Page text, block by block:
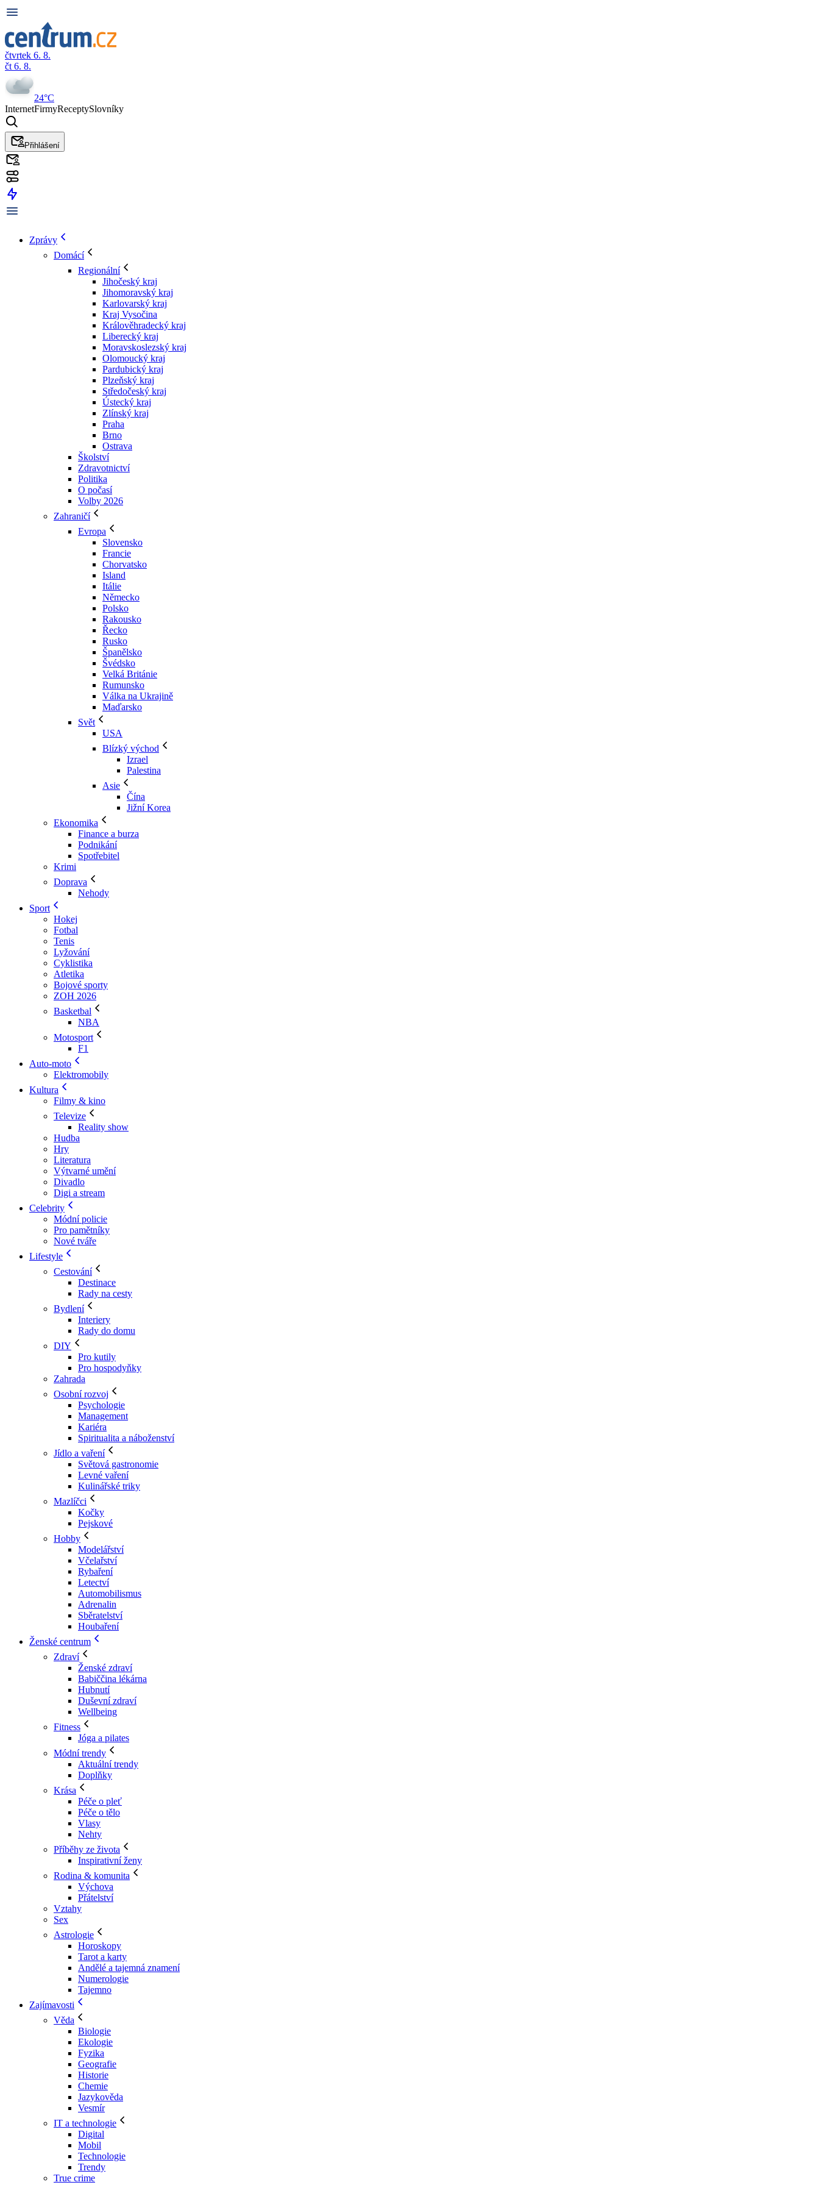
čtvrtek 6. 8.
čt 6. 8.
24°C
InternetFirmyReceptySlovníky
Přihlášení
Zprávy
Domácí
Regionální
Jihočeský kraj
Jihomoravský kraj
Karlovarský kraj
Kraj Vysočina
Králověhradecký kraj
Liberecký kraj
Moravskoslezský kraj
Olomoucký kraj
Pardubický kraj
Plzeňský kraj
Středočeský kraj
Ústecký kraj
Zlínský kraj
Praha
Brno
Ostrava
Školství
Zdravotnictví
Politika
O počasí
Volby 2026
Zahraničí
Evropa
Slovensko
Francie
Chorvatsko
Island
Itálie
Německo
Polsko
Rakousko
Řecko
Rusko
Španělsko
Švédsko
Velká Británie
Rumunsko
Válka na Ukrajině
Maďarsko
Svět
USA
Blízký východ
Izrael
Palestina
Asie
Čína
Jižní Korea
Ekonomika
Finance a burza
Podnikání
Spotřebitel
Krimi
Doprava
Nehody
Sport
Hokej
Fotbal
Tenis
Lyžování
Cyklistika
Atletika
Bojové sporty
ZOH 2026
Basketbal
NBA
Motosport
F1
Auto-moto
Elektromobily
Kultura
Filmy & kino
Televize
Reality show
Hudba
Hry
Literatura
Výtvarné umění
Divadlo
Digi a stream
Celebrity
Módní policie
Pro pamětníky
Nové tváře
Lifestyle
Cestování
Destinace
Rady na cesty
Bydlení
Interiery
Rady do domu
DIY
Pro kutily
Pro hospodyňky
Zahrada
Osobní rozvoj
Psychologie
Management
Kariéra
Spiritualita a náboženství
Jídlo a vaření
Světová gastronomie
Levné vaření
Kulinářské triky
Mazlíčci
Kočky
Pejskové
Hobby
Modelářství
Včelařství
Rybaření
Letectví
Automobilismus
Adrenalin
Sběratelství
Houbaření
Ženské centrum
Zdraví
Ženské zdraví
Babiččina lékárna
Hubnutí
Duševní zdraví
Wellbeing
Fitness
Jóga a pilates
Módní trendy
Aktuální trendy
Doplňky
Krása
Péče o pleť
Péče o tělo
Vlasy
Nehty
Příběhy ze života
Inspirativní ženy
Rodina & komunita
Výchova
Přátelství
Vztahy
Sex
Astrologie
Horoskopy
Tarot a karty
Andělé a tajemná znamení
Numerologie
Tajemno
Zajímavosti
Věda
Biologie
Ekologie
Fyzika
Geografie
Historie
Chemie
Jazykověda
Vesmír
IT a technologie
Digital
Mobil
Technologie
Trendy
True crime